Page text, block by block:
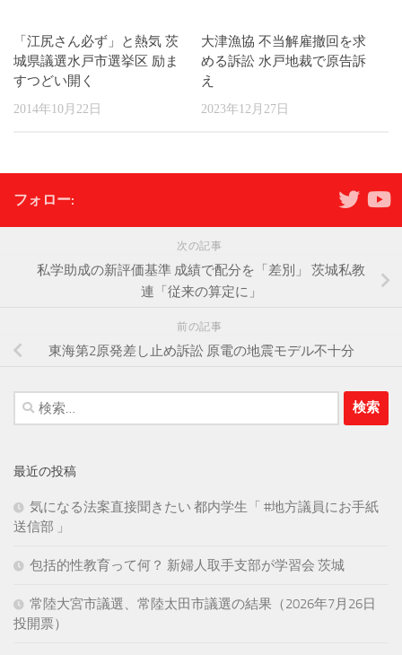
「江尻さん必ず」と熱気 茨
城県議選水戸市選挙区 励ま
すつどい開く
2014年10月22日
大津漁協 不当解雇撤回を求
める訴訟 水戸地裁で原告訴
え
2023年12月27日
フォロー:
次の記事
私学助成の新評価基準 成績で配分を「差別」 茨城私教
連「従来の算定に」
前の記事
東海第2原発差し止め訴訟 原電の地震モデル不十分
検
索:
最近の投稿
気になる法案直接聞きたい 都内学生「 #地方議員にお手紙
送信部 」
包括的性教育って何？ 新婦人取手支部が学習会 茨城
常陸大宮市議選、常陸太田市議選の結果（2026年7月26日
投開票）